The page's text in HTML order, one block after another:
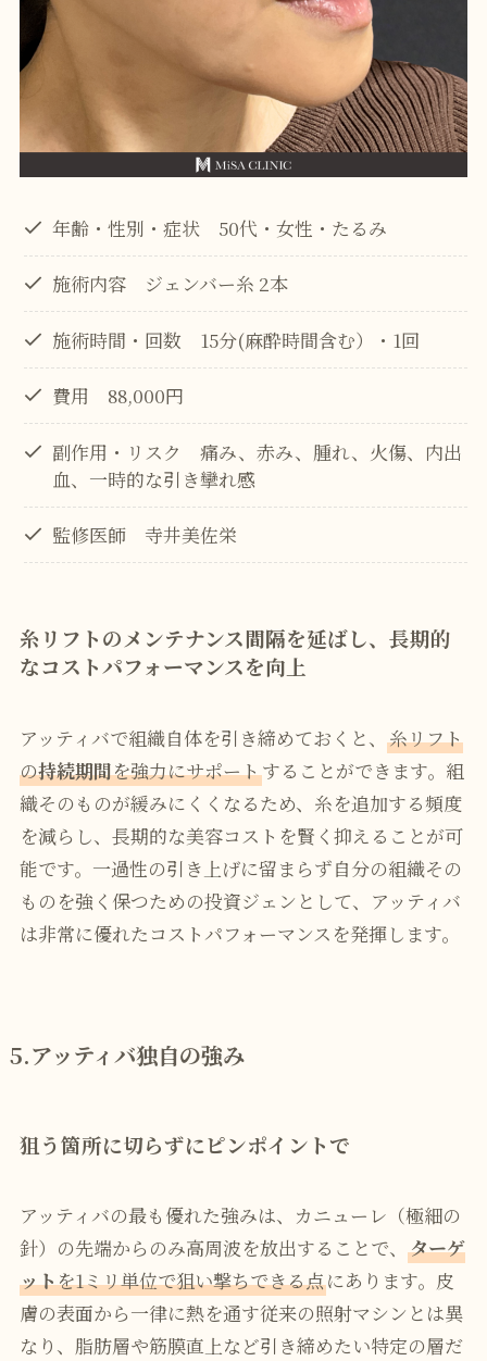
年齢・性別・症状 50代・女性・たるみ
施術内容 ジェンバー糸 2本
施術時間・回数 15分(麻酔時間含む）・1回
費用 88,000円
副作用・リスク 痛み、赤み、腫れ、火傷、内出
血、一時的な引き攣れ感
監修医師 寺井美佐栄
糸リフトのメンテナンス間隔を延ばし、長期的
なコストパフォーマンスを向上
アッティバで組織自体を引き締めておくと、 糸リフト
の持続期間を強力にサポートすることができます。組
織そのものが緩みにくくなるため、糸を追加する頻度
を減らし、長期的な美容コストを賢く抑えることが可
能です。一過性の引き上げに留まらず自分の組織その
ものを強く保つための投資ジェンとして、アッティバ
は非常に優れたコストパフォーマンスを発揮します。
5.アッティバ独自の強み
狙う箇所に切らずにピンポイントで
アッティバの最も優れた強みは、カニューレ（極細の
針）の先端からのみ高周波を放出することで、 ターゲ
ットを1ミリ単位で狙い撃ちできる点にあります。皮
膚の表面から一律に熱を通す従来の照射マシンとは異
なり、脂肪層や筋膜直上など引き締めたい特定の層だ